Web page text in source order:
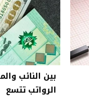
بين النائب
الرواتب تتسع